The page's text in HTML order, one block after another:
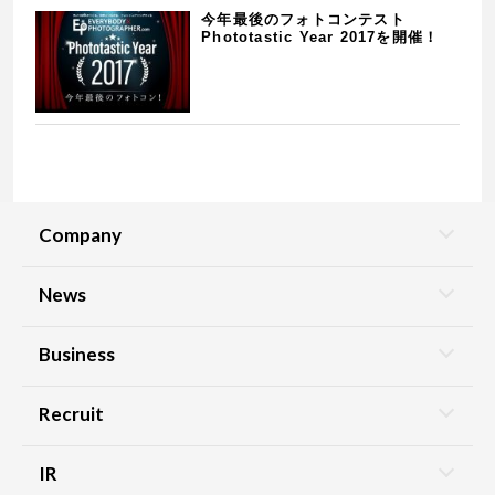
今年最後のフォトコンテスト
Phototastic Year 2017を開催！
Company
News
Business
Recruit
IR